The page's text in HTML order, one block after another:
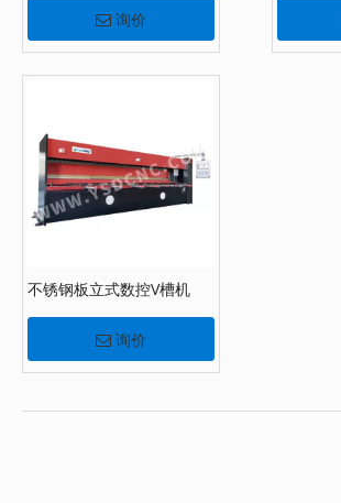
询价
不锈钢板立式数控V槽机
询价